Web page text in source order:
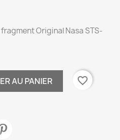
Original Nasa STS-
AU PANIER
favorite_border